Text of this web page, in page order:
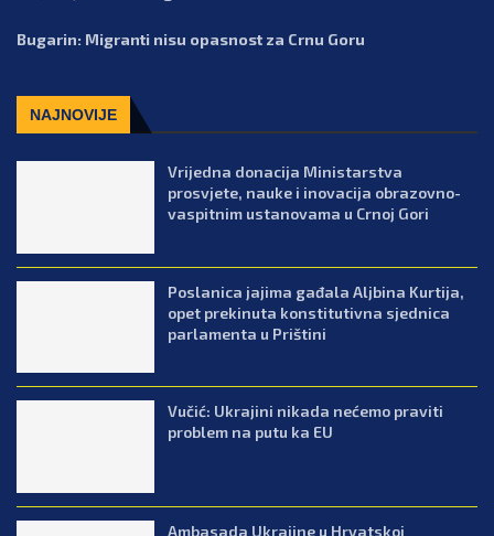
Bugarin: Migranti nisu opasnost za Crnu Goru
NAJNOVIJE
Vrijedna donacija Ministarstva
prosvjete, nauke i inovacija obrazovno-
vaspitnim ustanovama u Crnoj Gori
Poslanica jajima gađala Aljbina Kurtija,
opet prekinuta konstitutivna sjednica
parlamenta u Prištini
Vučić: Ukrajini nikada nećemo praviti
problem na putu ka EU
Ambasada Ukrajine u Hrvatskoj